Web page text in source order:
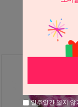
는 시세
일주일간 열지 않